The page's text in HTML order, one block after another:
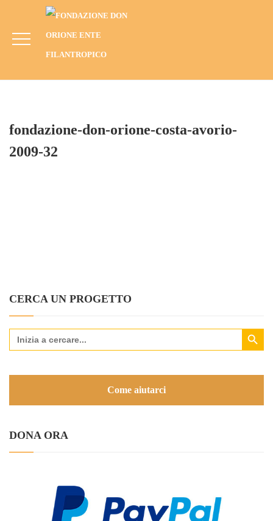
Fondazione-Don-Orione-Costa-Avorio-
HOME BLOG ANNO
KORHOGO, COSTA D’AVORIO (2009): PROGETTO DI
REINSERIMENTO NELLA COMUNITÀ DI KORHOGO DEGLI EX
FONDAZIONE-DON-ORIONE-COSTA-AVORIO-2009-32
fondazione-don-orione-costa-avorio-
2009-32
CERCA UN PROGETTO
Search
for:
Search Button
Come aiutarci
DONA ORA